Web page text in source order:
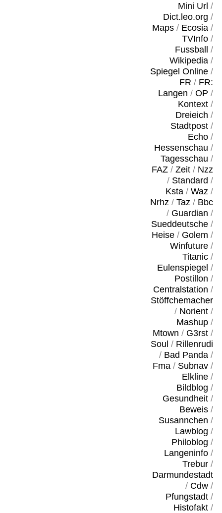
Mini Url /
Dict.leo.org /
Maps/ Ecosia/
TVInfo/
Fussball
/
Wikipedia/
Spiegel Online/
FR / FR:
Langen / OP /
Kontext/
Dreieich /
Stadtpost/
Echo/
Hessenschau /
Tagesschau /
FAZ/ Zeit/ Nzz
/ Standard /
Ksta/ Waz/
Nrhz/ Taz/ Bbc
/ Guardian /
Sueddeutsche/
Heise/ Golem /
Winfuture/
Titanic/
Eulenspiegel /
Postillon /
Centralstation /
Stöffchemacher
/ Norient/
Mashup/
Mtown / G3rst/
Soul / Rillenrudi
/ Bad Panda/
Fma/ Subnav/
Elkline/
Bildblog /
Gesundheit/
Beweis/
Susannchen /
Lawblog /
Philoblog /
Langeninfo/
Trebur/
Darmundestadt
/ Cdw/
Pfungstadt/
Histofakt/